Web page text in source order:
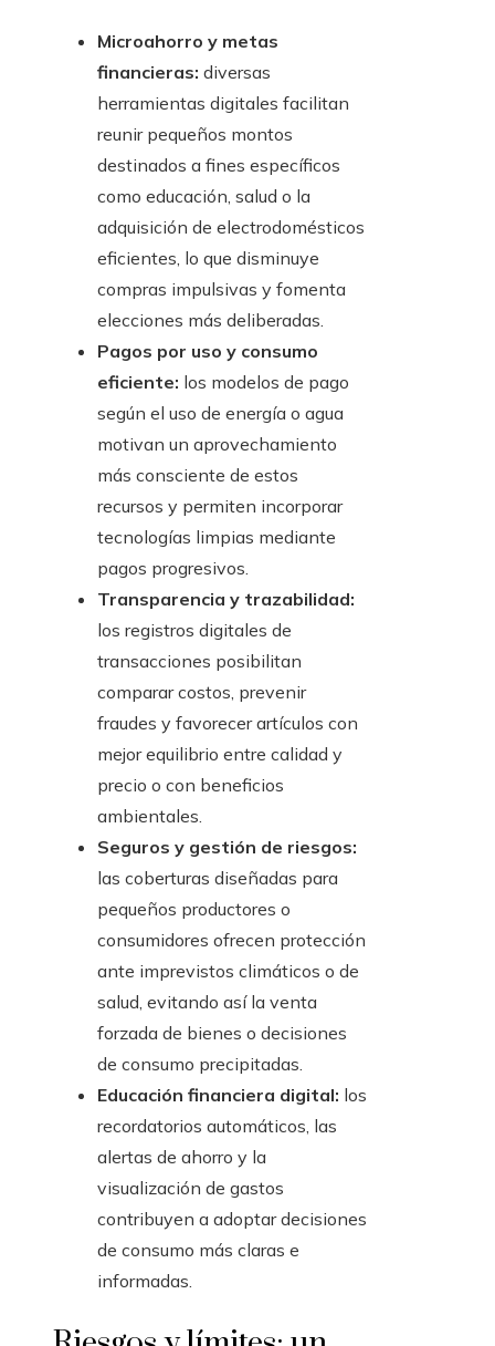
Microahorro y metas
financieras: diversas
herramientas digitales facilitan
reunir pequeños montos
destinados a fines específicos
como educación, salud o la
adquisición de electrodomésticos
eficientes, lo que disminuye
compras impulsivas y fomenta
elecciones más deliberadas.
Pagos por uso y consumo
eficiente: los modelos de pago
según el uso de energía o agua
motivan un aprovechamiento
más consciente de estos
recursos y permiten incorporar
tecnologías limpias mediante
pagos progresivos.
Transparencia y trazabilidad:
los registros digitales de
transacciones posibilitan
comparar costos, prevenir
fraudes y favorecer artículos con
mejor equilibrio entre calidad y
precio o con beneficios
ambientales.
Seguros y gestión de riesgos:
las coberturas diseñadas para
pequeños productores o
consumidores ofrecen protección
ante imprevistos climáticos o de
salud, evitando así la venta
forzada de bienes o decisiones
de consumo precipitadas.
Educación financiera digital: los
recordatorios automáticos, las
alertas de ahorro y la
visualización de gastos
contribuyen a adoptar decisiones
de consumo más claras e
informadas.